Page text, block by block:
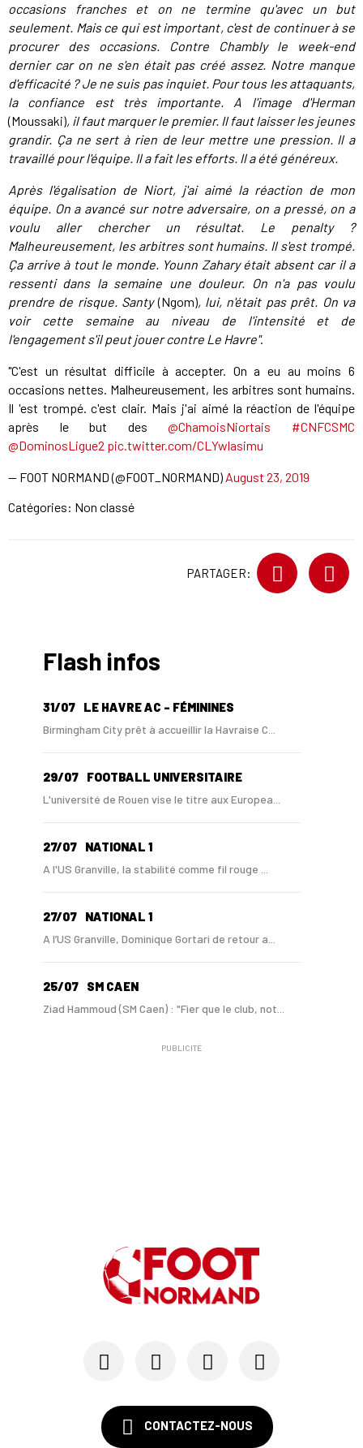
occasions franches et on ne termine qu'avec un but
seulement. Mais ce qui est important, c'est de continuer à se
procurer des occasions. Contre Chambly le week-end
dernier car on ne s'en était pas créé assez. Notre manque
d'efficacité ? Je ne suis pas inquiet. Pour tous les attaquants,
la confiance est très importante. A l'image d'Herman
(Moussaki), il faut marquer le premier. Il faut laisser les jeunes
grandir. Ça ne sert à rien de leur mettre une pression. Il a
travaillé pour l'équipe. Il a fait les efforts. Il a été généreux.
Après l'égalisation de Niort, j'ai aimé la réaction de mon
équipe. On a avancé sur notre adversaire, on a pressé, on a
voulu aller chercher un résultat. Le penalty ?
Malheureusement, les arbitres sont humains. Il s'est trompé.
Ça arrive à tout le monde. Younn Zahary était absent car il a
ressenti dans la semaine une douleur. On n'a pas voulu
prendre de risque. Santy(Ngom), lui, n'était pas prêt. On va
voir cette semaine au niveau de l'intensité et de
l'engagement s'il peut jouer contre Le Havre".
"C'est un résultat difficile à accepter. On a eu au moins 6
occasions nettes. Malheureusement, les arbitres sont humains.
Il 'est trompé. c'est clair. Mais j'ai aimé la réaction de l'équipe
après le but des@ChamoisNiortais
#CNFCSMC
@DominosLigue2 pic.twitter.com/CLYwlasimu
— FOOT NORMAND (@FOOT_NORMAND) August 23, 2019
Catégories: Non classé
PARTAGER:
Flash infos
31/07 LE HAVRE AC - FÉMININES
Birmingham City prêt à accueillir la Havraise C...
29/07 FOOTBALL UNIVERSITAIRE
L'université de Rouen vise le titre aux Europea...
27/07 NATIONAL 1
A l'US Granville, la stabilité comme fil rouge ...
27/07 NATIONAL 1
A l’US Granville, Dominique Gortari de retour a...
25/07 SM CAEN
Ziad Hammoud (SM Caen) : "Fier que le club, not...
SM CAEN - MERCATO
Avec Mohamed Hafid, Malherbe veut frapper un gr...
SM Caen : Julien Meilhac quitte la direction de...
PUBLICITÉ
CONTACTEZ-NOUS